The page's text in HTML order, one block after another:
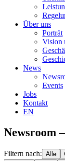
Über uns
Porträt
Vision
News
Events
Jobs
Kontakt
EN
Newsroom
Filtern nach: Alle